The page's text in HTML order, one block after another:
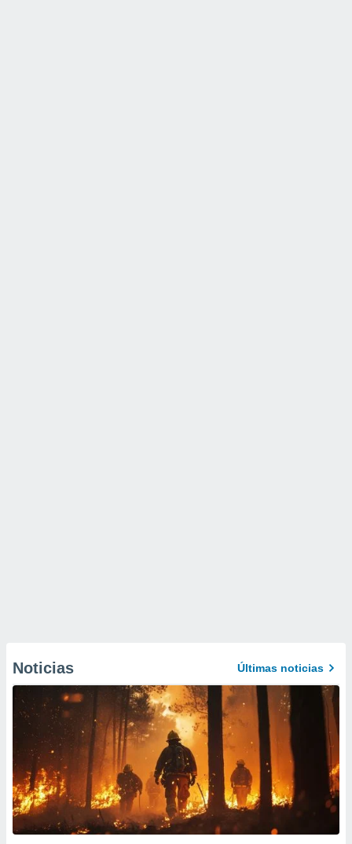
Noticias Últimas noticias